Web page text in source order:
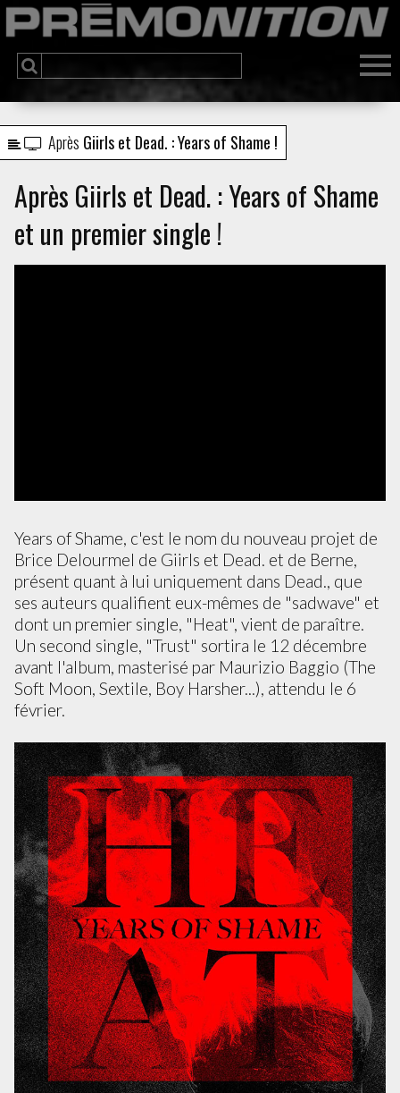
Après Giirls et Dead. : Years of Shame !
Après Giirls et Dead. : Years of Shame
et un premier single !
Years of Shame, c'est le nom du nouveau projet de
Brice Delourmel de Giirls et Dead. et de Berne,
présent quant à lui uniquement dans Dead., que
ses auteurs qualifient eux-mêmes de "sadwave" et
dont un premier single, "Heat", vient de paraître.
Un second single, "Trust" sortira le 12 décembre
avant l'album, masterisé par Maurizio Baggio (The
Soft Moon, Sextile, Boy Harsher...), attendu le 6
février.